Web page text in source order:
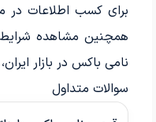
برای کسب اطلاعات در
همچنین مشاهده
نامی باکس در بازار
سوالات متداول